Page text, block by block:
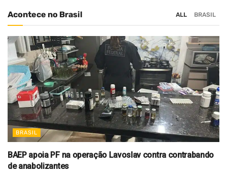
Acontece no Brasil ALL BRASIL
BRASIL
BAEP apoia PF na operação Lavoslav contra contrabando
de anabolizantes